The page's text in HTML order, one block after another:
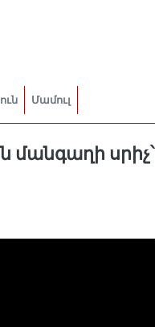
Մամուլ
մանգաղի սրիչ՝